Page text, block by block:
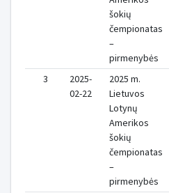
šokių
čempionatas
–
pirmenybės
3
2025-
02-22
2025 m.
Lietuvos
Lotynų
Amerikos
šokių
čempionatas
–
pirmenybės